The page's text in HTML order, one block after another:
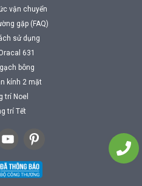
vận chuyển
gặp (FAQ)
sử dụng
631
bông
kính 2 mặt
trí Noel
trí Tết